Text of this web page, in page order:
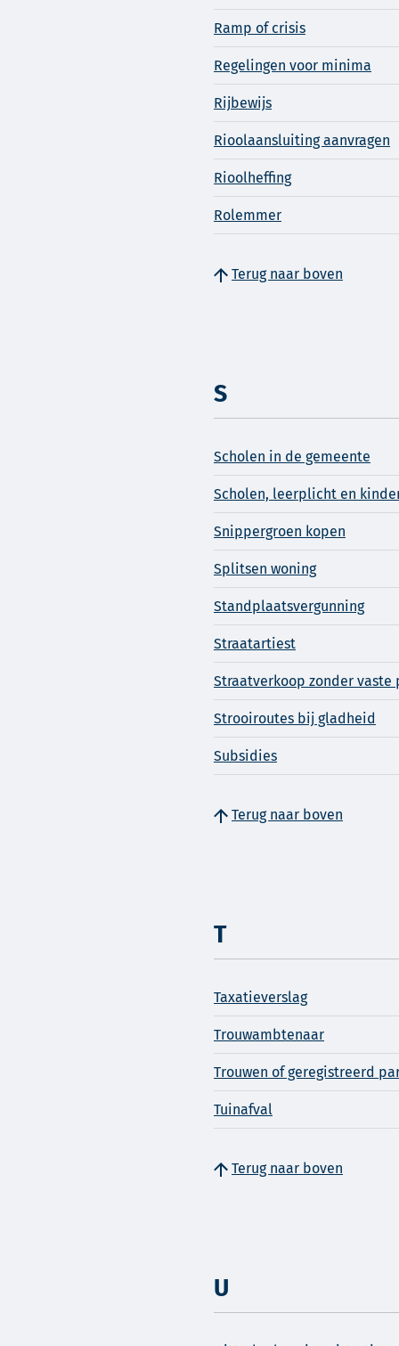
Ramp of crisis
Regelingen voor minima
Rijbewijs
Rioolaansluiting aanvragen
Rioolheffing
Rolemmer
Terug naar boven
S
Scholen in de gemeente
Scholen, leerplicht en
Snippergroen kopen
Splitsen woning
Standplaatsvergunning
Straatartiest
Straatverkoop zonder vaste
Strooiroutes bij gladheid
Subsidies
Terug naar boven
T
Taxatieverslag
Trouwambtenaar
Trouwen of geregistreerd
Tuinafval
Terug naar boven
U